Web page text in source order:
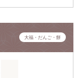
大福・だんご・餅